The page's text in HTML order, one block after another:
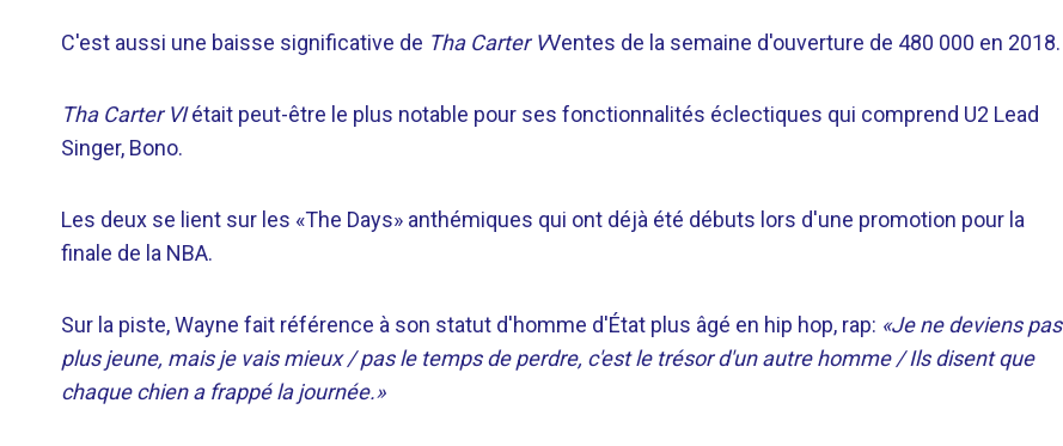
C'est aussi une baisse significative de Tha Carter VVentes de la semaine d'ouverture de 480 000 en 2018.
Tha Carter VIétait peut-être le plus notable pour ses fonctionnalités éclectiques qui comprend U2 Lead
Singer, Bono.
Les deux se lient sur les «The Days» anthémiques qui ont déjà été débuts lors d'une promotion pour la
finale de la NBA.
Sur la piste, Wayne fait référence à son statut d'homme d'État plus âgé en hip hop, rap: «Je ne deviens pas
plus jeune, mais je vais mieux / pas le temps de perdre, c'est le trésor d'un autre homme / Ils disent que
chaque chien a frappé la journée.»